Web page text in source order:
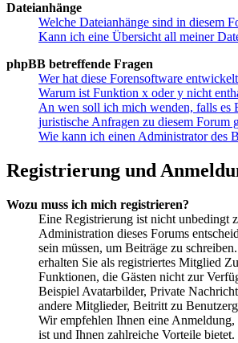
Dateianhänge
Welche Dateianhänge sind in diesem
Kann ich eine Übersicht all meiner
phpBB betreffende Fragen
Wer hat diese Forensoftware
Warum ist Funktion x oder y nicht
An wen soll ich mich wenden, falls es
juristische Anfragen zu diesem Forum
Wie kann ich einen Administrator des
Registrierung und
Wozu muss ich mich registrieren?
Eine Registrierung ist nicht unbedingt
Administration dieses Forums
sein müssen, um Beiträge zu
erhalten Sie als registriertes Mitglied
Funktionen, die Gästen nicht zur
Beispiel Avatarbilder, Private
andere Mitglieder, Beitritt zu
Wir empfehlen Ihnen eine Anmeldung,
ist und Ihnen zahlreiche Vorteile bietet.